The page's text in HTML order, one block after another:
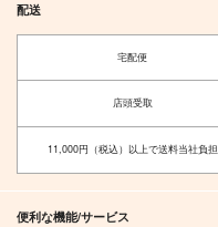
配送
宅配便
店頭受取
11,000円（税込）以上で送料当社負担
便利な機能/サービス